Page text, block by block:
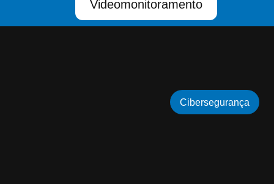
Videomonitoramento
Cibersegurança